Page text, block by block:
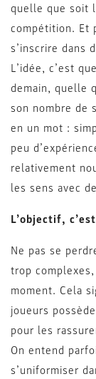
quelle que soit
compétition. Et
s’inscrire dans
L’idée, c’est
demain, quelle
son nombre de
en un mot :
peu
relativement
les sens avec
L’objectif,
Ne pas se
trop
moment. Cela
joueurs
pour les
On entend
s’uniformiser